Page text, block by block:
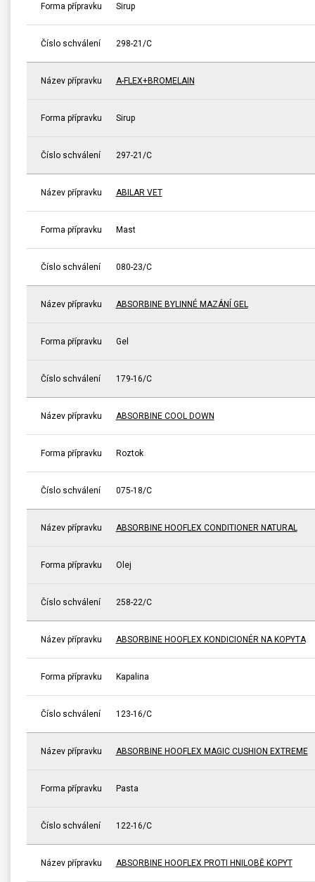
Forma přípravku Sirup
Číslo schválení 298-21/C
Název přípravku A-FLEX+BROMELAIN
Forma přípravku Sirup
Číslo schválení 297-21/C
Název přípravku ABILAR VET
Forma přípravku Mast
Číslo schválení 080-23/C
Název přípravku ABSORBINE BYLINNÉ MAZÁNÍ GEL
Forma přípravku Gel
Číslo schválení 179-16/C
Název přípravku ABSORBINE COOL DOWN
Forma přípravku Roztok
Číslo schválení 075-18/C
Název přípravku ABSORBINE HOOFLEX CONDITIONER NATURAL
Forma přípravku Olej
Číslo schválení 258-22/C
Název přípravku ABSORBINE HOOFLEX KONDICIONÉR NA KOPYTA
Forma přípravku Kapalina
Číslo schválení 123-16/C
Název přípravku ABSORBINE HOOFLEX MAGIC CUSHION EXTREME
Forma přípravku Pasta
Číslo schválení 122-16/C
Název přípravku ABSORBINE HOOFLEX PROTI HNILOBĚ KOPYT